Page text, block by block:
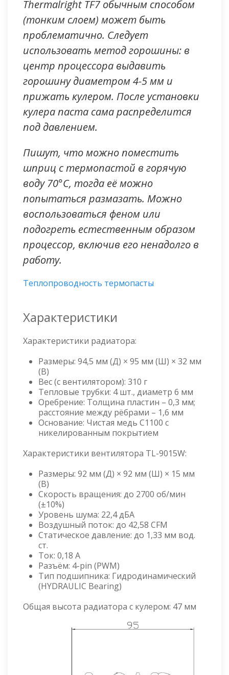
Thermalright TF7 обычным способом
(тонким слоем) может быть
проблематично. Следует
использовать метод горошины: в
центр процессора выдавить
горошину диаметром 4-5 мм и
прижать кулером. После установки
кулера паста сама распределится
под давлением.
Пишут, что можно поместить
шприц с термопастой в горячую
воду 70°C, тогда её можно
попытаться размазать. Можно
воспользоваться феном или
подогреть естественным образом
процессор, включив его ненадолго в
работу.
Теплопроводность термопасты
Характеристики
Характеристики радиатора:
Размеры: 94,5 мм (Д) × 95 мм (Ш) × 32 мм
(В)
Вес (с вентилятором): 310 г
Тепловые трубки: 4 шт., диаметр 6 мм
Оребрение: Толщина пластин – 0,3 мм;
расстояние между рёбрами – 1,6 мм
Основание: Чистая медь C1100 с
никелированным покрытием
Характеристики вентилятора TL-9015W:
Размеры: 92 мм (Д) × 92 мм (Ш) × 15 мм
(В)
Скорость вращения: до 2700 об/мин
(±10%)
Уровень шума: 22,4 дБА
Воздушный поток: до 42,58 CFM
Статическое давление: до 1,33 мм вод.
ст.
Ток: 0,18 А
Разъём: 4-pin (PWM)
Тип подшипника: Гидродинамический
(HYDRAULIC Bearing)
Общая высота радиатора с кулером: 47 мм